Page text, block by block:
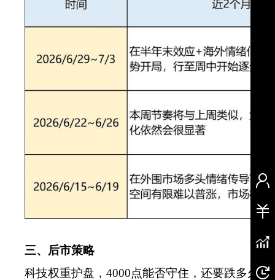
三、后市策略
科技权重护盘，4000点能否守住，还要跌多久，